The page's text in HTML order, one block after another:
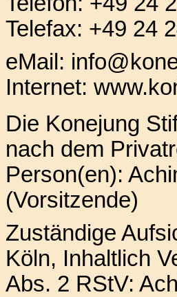
Telefax: +49 24
eMail:
Internet:
Die Konejung
nach dem
Person(en):
(Vorsitzende)
Zuständige
Köln, Inhaltlich
Abs. 2 RStV: